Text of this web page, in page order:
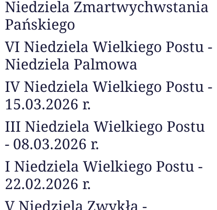
Niedziela Zmartwychwstania
Pańskiego
VI Niedziela Wielkiego Postu -
Niedziela Palmowa
IV Niedziela Wielkiego Postu -
15.03.2026 r.
III Niedziela Wielkiego Postu
- 08.03.2026 r.
I Niedziela Wielkiego Postu -
22.02.2026 r.
V Niedziela Zwykła -